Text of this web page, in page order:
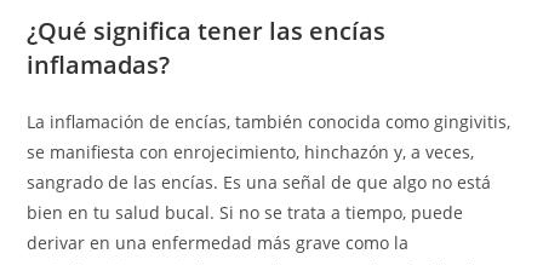
¿Qué significa tener las encías
inflamadas?
La inflamación de encías, también conocida como gingivitis,
se manifiesta con enrojecimiento, hinchazón y, a veces,
sangrado de las encías. Es una señal de que algo no está
bien en tu salud bucal. Si no se trata a tiempo, puede
derivar en una enfermedad más grave como la